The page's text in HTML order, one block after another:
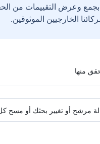
وعرض التقييمات من
مرشح أو تغيير بحثك أو